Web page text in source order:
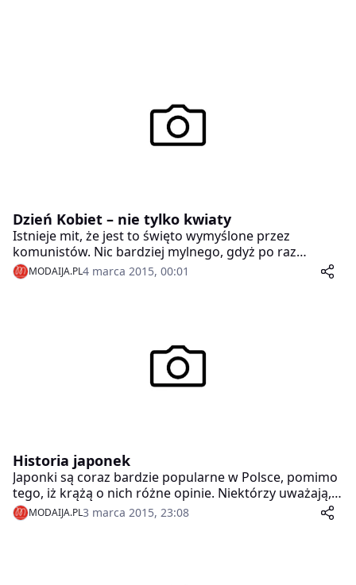
Dzień Kobiet – nie tylko kwiaty
Istnieje mit, że jest to święto wymyślone przez
komunistów. Nic bardziej mylnego, gdyż po raz
pierwszy Dzień Kobiet obchodzono w kraju najbardziej
zdziczałego kapitalizmu – Stanach Zjednoczonych.
MODAIJA.PL4 marca 2015, 00:01
Historia japonek
Japonki są coraz bardzie popularne w Polsce, pomimo
tego, iż krążą o nich różne opinie. Niektórzy uważają,
że noszenie takiego obuwia przez mężczyzn jest
oznaką zniewieścienia, jeszcze inni sądzą, że mając je
MODAIJA.PL3 marca 2015, 23:08